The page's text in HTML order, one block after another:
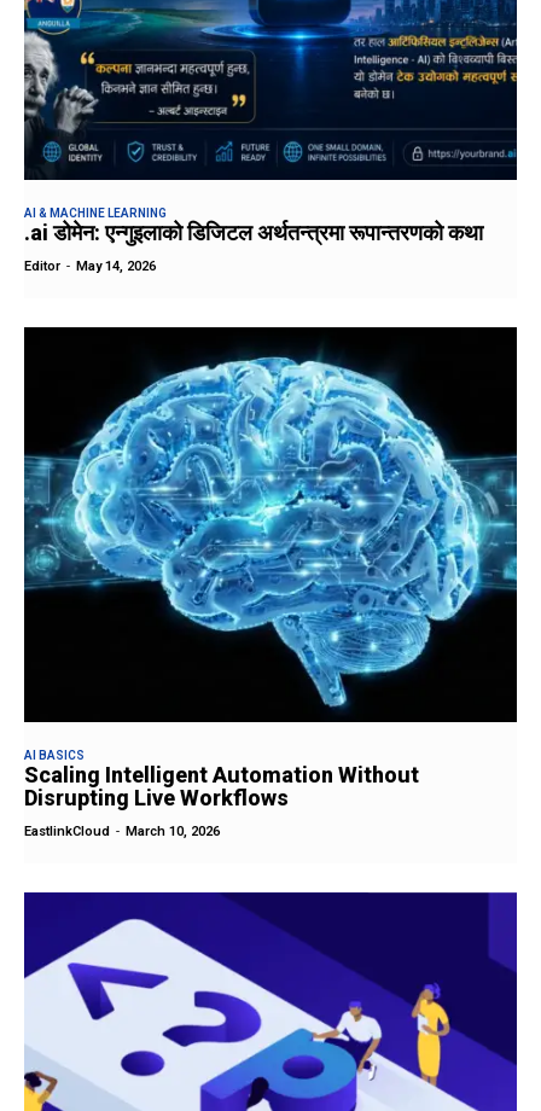
AI & MACHINE LEARNING
.ai डोमेन: एन्गुइलाको डिजिटल अर्थतन्त्रमा रूपान्तरणको कथा
Editor - May 14, 2026
AI BASICS
Scaling Intelligent Automation Without
Disrupting Live Workflows
EastlinkCloud - March 10, 2026